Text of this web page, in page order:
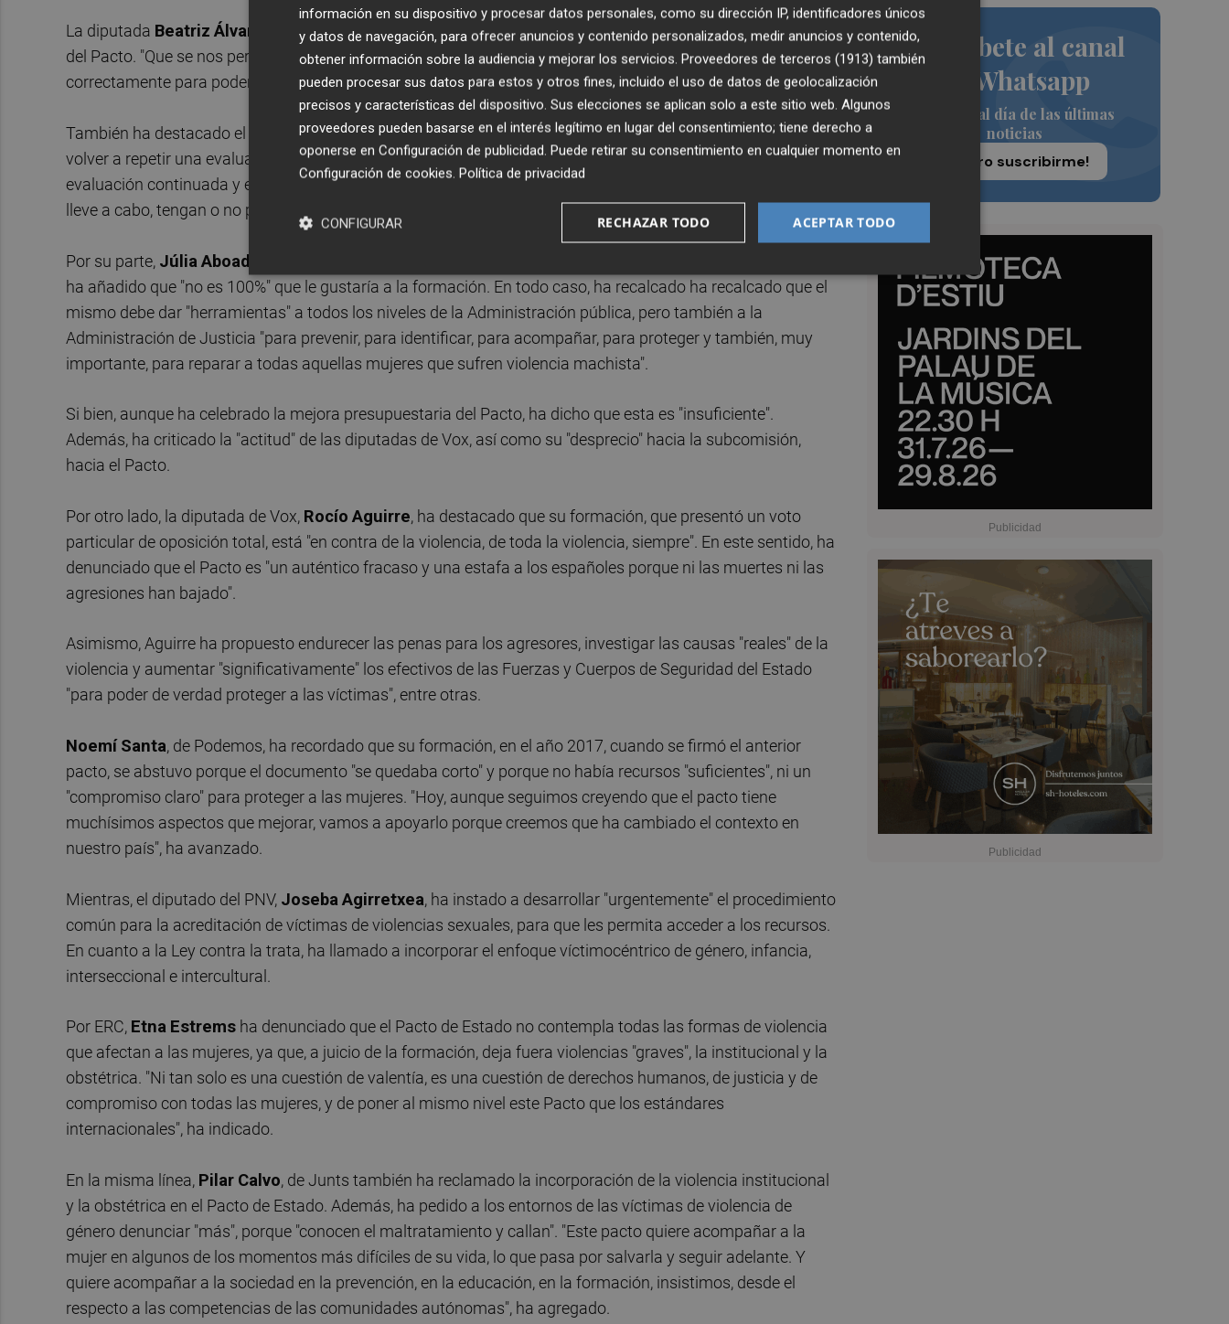
Suscríbete al canal
de Whatsapp
Siempre al día de las últimas
noticias
¡Quiero suscribirme!
La diputada Beatriz Álvarez
, del PP, ha reclamado un seguimiento "efectivo" de cómo se ejecutan los fondos
del Pacto. "Que se nos permita conocer de forma inequívoca en qué se están destinando y si lo hacen
correctamente para poder corregir la dispersión que tenemos actualmente", ha afirmado.
También ha destacado el "firme compromiso" de los 'populares' con el Pacto y ha dicho que no se puede
volver a repetir una evaluación donde la mayoría de las medidas no se hayan cumplido. "Exigiremos una
evaluación continuada y estaremos vigilantes a que todo lo presupuesto en esta actualización del texto se
lleve a cabo, tengan o no presupuestos aprobados", ha advertido.
Por su parte, Júlia Aboada
ha añadido que "no es 100%" que le gustaría a la formación. En todo caso, ha recalcado ha recalcado que el
mismo debe dar "herramientas" a todos los niveles de la Administración pública, pero también a la
Administración de Justicia "para prevenir, para identificar, para acompañar, para proteger y también, muy
importante, para reparar a todas aquellas mujeres que sufren violencia machista".
Si bien, aunque ha celebrado la mejora presupuestaria del Pacto, ha dicho que esta es "insuficiente".
Además, ha criticado la "actitud" de las diputadas de Vox, así como su "desprecio" hacia la subcomisión,
hacia el Pacto.
Por otro lado, la diputada de Vox, Rocío Aguirre, ha destacado que su formación, que presentó un voto
particular de oposición total, está "en contra de la violencia, de toda la violencia, siempre". En este sentido, ha
denunciado que el Pacto es "un auténtico fracaso y una estafa a los españoles porque ni las muertes ni las
agresiones han bajado".
Asimismo, Aguirre ha propuesto endurecer las penas para los agresores, investigar las causas "reales" de la
violencia y aumentar "significativamente" los efectivos de las Fuerzas y Cuerpos de Seguridad del Estado
"para poder de verdad proteger a las víctimas", entre otras.
Noemí Santa, de Podemos, ha recordado que su formación, en el año 2017, cuando se firmó el anterior
pacto, se abstuvo porque el documento "se quedaba corto" y porque no había recursos "suficientes", ni un
"compromiso claro" para proteger a las mujeres. "Hoy, aunque seguimos creyendo que el pacto tiene
muchísimos aspectos que mejorar, vamos a apoyarlo porque creemos que ha cambiado el contexto en
nuestro país", ha avanzado.
Mientras, el diputado del PNV, Joseba Agirretxea, ha instado a desarrollar "urgentemente" el procedimiento
común para la acreditación de víctimas de violencias sexuales, para que les permita acceder a los recursos.
En cuanto a la Ley contra la trata, ha llamado a incorporar el enfoque víctimocéntrico de género, infancia,
interseccional e intercultural.
Por ERC, Etna Estrems ha denunciado que el Pacto de Estado no contempla todas las formas de violencia
que afectan a las mujeres, ya que, a juicio de la formación, deja fuera violencias "graves", la institucional y la
obstétrica. "Ni tan solo es una cuestión de valentía, es una cuestión de derechos humanos, de justicia y de
compromiso con todas las mujeres, y de poner al mismo nivel este Pacto que los estándares
internacionales", ha indicado.
En la misma línea, Pilar Calvo, de Junts también ha reclamado la incorporación de la violencia institucional
y la obstétrica en el Pacto de Estado. Además, ha pedido a los entornos de las víctimas de violencia de
género denunciar "más", porque "conocen el maltratamiento y callan". "Este pacto quiere acompañar a la
mujer en algunos de los momentos más difíciles de su vida, lo que pasa por salvarla y seguir adelante. Y
quiere acompañar a la sociedad en la prevención, en la educación, en la formación, insistimos, desde el
respecto a las competencias de las comunidades autónomas", ha agregado.
información en su dispositivo y procesar datos personales, como su dirección IP, identificadores únicos
y datos de navegación, para ofrecer anuncios y contenido personalizados, medir anuncios y contenido,
obtener información sobre la audiencia y mejorar los servicios. Proveedores de terceros (1913) también
pueden procesar sus datos para estos y otros fines, incluido el uso de datos de geolocalización
precisos y características del dispositivo. Sus elecciones se aplican solo a este sitio web. Algunos
proveedores pueden basarse en el interés legítimo en lugar del consentimiento; tiene derecho a
oponerse en Configuración de publicidad. Puede retirar su consentimiento en cualquier momento en
Configuración de cookies. Política de privacidad
ACEPTAR TODO
RECHAZAR TODO
CONFIGURAR